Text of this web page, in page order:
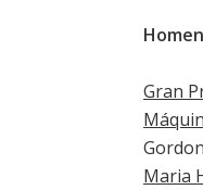
Gran
Maria